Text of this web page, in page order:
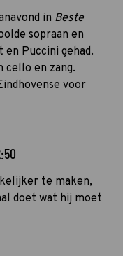
in Beste
sopraan en
Puccini gehad.
cello en zang.
voor
te maken,
doet wat hij moet